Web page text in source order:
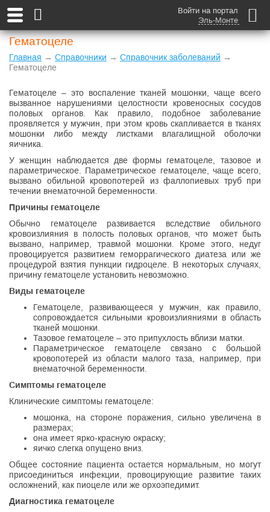
Войти на портал
Эль-Монте
Гематоцеле
Главная → Справочники → Справочник заболеваний →
Гематоцеле
Гематоцеле – это воспаление тканей мошонки, чаще всего
вызванное нарушениями целостности кровеносных сосудов
половых органов. Как правило, подобное заболевание
проявляется у мужчин, при этом кровь скапливается в тканях
мошонки либо между листками влагалищной оболочки
яичника.
У женщин наблюдается две формы гематоцеле, тазовое и
параметрическое. Параметрическое гематоцеле, чаще всего,
вызвано обильной кровопотерей из фаллопиевых труб при
течении внематочной беременности.
Причины гематоцеле
Обычно гематоцеле развивается вследствие обильного
кровоизлияния в полость половых органов, что может быть
вызвано, например, травмой мошонки. Кроме этого, недуг
провоцируется развитием геморрагического диатеза или же
процедурой взятия пункции гидроцеле. В некоторых случаях,
причину гематоцеле установить невозможно.
Виды гематоцеле
Гематоцеле, развивающееся у мужчин, как правило,
сопровождается сильными кровоизлияниями в область
тканей мошонки.
Тазовое гематоцеле – это припухлость вблизи матки.
Параметрическое гематоцеле связано с большой
кровопотерей из области малого таза, например, при
внематочной беременности.
Симптомы гематоцеле
Клинические симптомы гематоцеле:
мошонка, на стороне поражения, сильно увеличена в
размерах;
она имеет ярко-красную окраску;
яичко слегка опущено вниз.
Общее состояние пациента остается нормальным, но могут
присоединиться инфекции, провоцирующие развитие таких
осложнений, как пиоцеле или же орхоэпедимит.
Диагностика гематоцеле